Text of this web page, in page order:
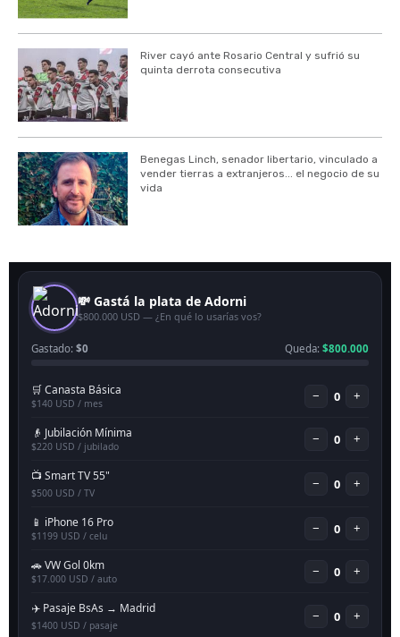
River cayó ante Rosario Central y sufrió su
quinta derrota consecutiva
Benegas Linch, senador libertario, vinculado a
vender tierras a extranjeros... el negocio de su
vida